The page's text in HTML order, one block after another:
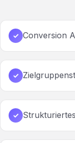
✓ Conversion
✓
✓